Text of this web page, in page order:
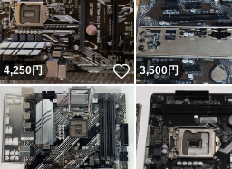
4,250円 いいね！
3,500円